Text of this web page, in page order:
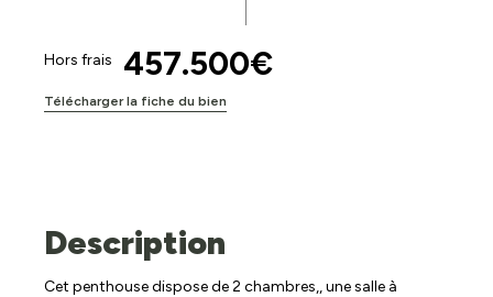
Hors frais 457.500€
Télécharger la fiche du bien
Description
Cet penthouse dispose de 2 chambres,, une salle à